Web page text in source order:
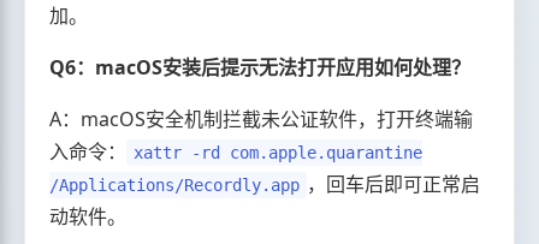
加。
Q6：macOS安装后提示无法打开应用如何处理？
A：macOS安全机制拦截未公证软件，打开终端输
入命令：
xattr -rd com.apple.quarantine
/Applications/Recordly.app ，回车后即可正常启
动软件。